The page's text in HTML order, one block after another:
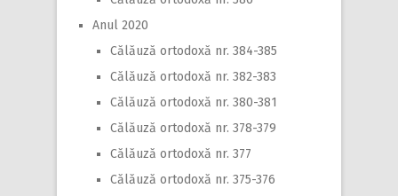
Anul 2020
Călăuză ortodoxă nr. 384-385
Călăuză ortodoxă nr. 382-383
Călăuză ortodoxă nr. 380-381
Călăuză ortodoxă nr. 378-379
Călăuză ortodoxă nr. 377
Călăuză ortodoxă nr. 375-376